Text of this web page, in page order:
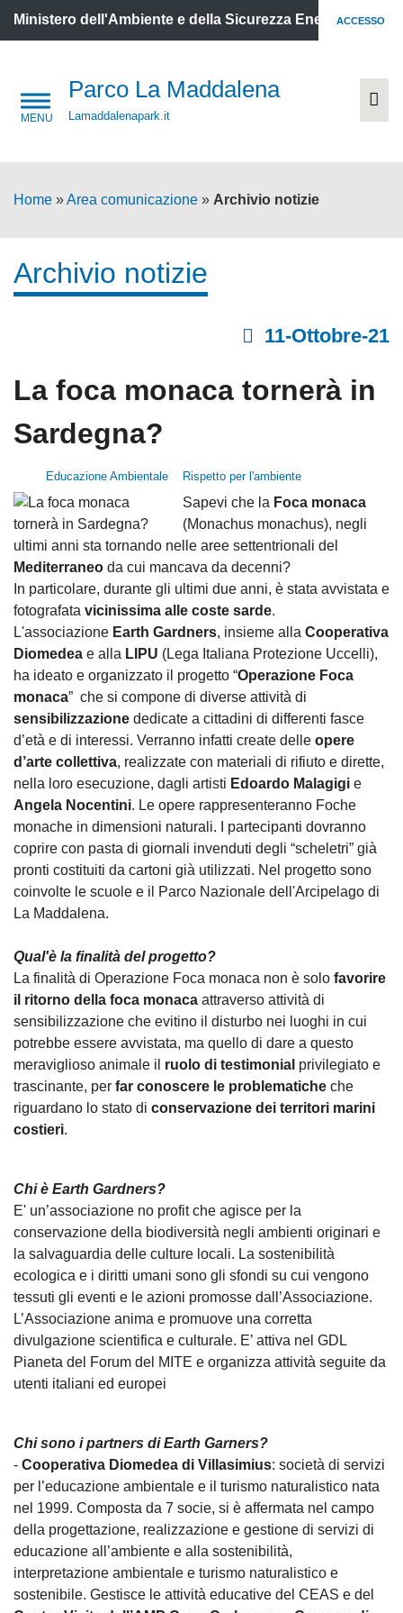
Ministero dell'Ambiente e della Sicurezza Energetica
ACCESSO
Parco La Maddalena
Lamaddalenapark.it
Home »Area comunicazione » Archivio notizie
Archivio notizie
11-Ottobre-21
La foca monaca tornerà in
Sardegna?
Educazione Ambientale Rispetto per l'ambiente
Sapevi che la Foca monaca
(Monachus monachus), negli
ultimi anni sta tornando nelle aree settentrionali del
Mediterraneo da cui mancava da decenni?
In particolare, durante gli ultimi due anni, è stata avvistata e
fotografata vicinissima alle coste sarde.
L'associazione Earth Gardners, insieme alla Cooperativa
Diomedea e alla LIPU (Lega Italiana Protezione Uccelli),
ha ideato e organizzato il progetto “Operazione Foca
monaca” che si compone di diverse attività di
sensibilizzazione dedicate a cittadini di differenti fasce
d’età e di interessi. Verranno infatti create delle opere
d’arte collettiva, realizzate con materiali di rifiuto e dirette,
nella loro esecuzione, dagli artisti Edoardo Malagigi e
Angela Nocentini. Le opere rappresenteranno Foche
monache in dimensioni naturali. I partecipanti dovranno
coprire con pasta di giornali invenduti degli “scheletri” già
pronti costituiti da cartoni già utilizzati. Nel progetto sono
coinvolte le scuole e il Parco Nazionale dell'Arcipelago di
La Maddalena.
Qual'è la finalità del progetto?
La finalità di Operazione Foca monaca non è solo favorire
il ritorno della foca monaca attraverso attività di
sensibilizzazione che evitino il disturbo nei luoghi in cui
potrebbe essere avvistata, ma quello di dare a questo
meraviglioso animale il ruolo di testimonial privilegiato e
trascinante, per far conoscere le problematiche che
riguardano lo stato di conservazione dei territori marini
costieri.
Chi è Earth Gardners?
E' un’associazione no profit che agisce per la
conservazione della biodiversità negli ambienti originari e
la salvaguardia delle culture locali. La sostenibilità
ecologica e i diritti umani sono gli sfondi su cui vengono
tessuti gli eventi e le azioni promosse dall’Associazione.
L’Associazione anima e promuove una corretta
divulgazione scientifica e culturale. E’ attiva nel GDL
Pianeta del Forum del MITE e organizza attività seguite da
utenti italiani ed europei
Chi sono i partners di Earth Garners?
- Cooperativa Diomedea di Villasimius: società di servizi
per l’educazione ambientale e il turismo naturalistico nata
nel 1999. Composta da 7 socie, si è affermata nel campo
della progettazione, realizzazione e gestione di servizi di
educazione all’ambiente e alla sostenibilità,
interpretazione ambientale e turismo naturalistico e
sostenibile. Gestisce le attività educative del CEAS e del